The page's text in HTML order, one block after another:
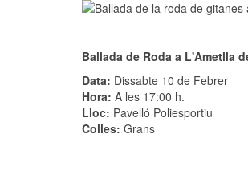
Ballada de Roda a L'Ametlla
Data: Dissabte 10 de Febrer
Hora: A les 17:00 h.
Lloc: Pavelló Poliesportiu
Colles: Grans